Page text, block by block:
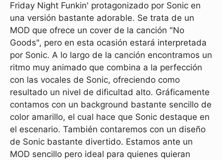
Friday Night Funkin' protagonizado por Sonic en
una versión bastante adorable. Se trata de un
MOD que ofrece un cover de la canción "No
Goods", pero en esta ocasión estará interpretada
por Sonic. A lo largo de la canción encontramos un
ritmo muy animado que combina a la perfección
con las vocales de Sonic, ofreciendo como
resultado un nivel de dificultad alto. Gráficamente
contamos con un background bastante sencillo de
color amarillo, el cual hace que Sonic destaque en
el escenario. También contaremos con un diseño
de Sonic bastante divertido. Estamos ante un
MOD sencillo pero ideal para quienes quieran